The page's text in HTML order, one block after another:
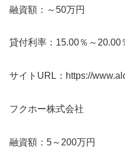
融資額：～50万円
貸付利率：15.00％～20.00
サイトURL：https://
フクホー株式会社
融資額：5～200万円